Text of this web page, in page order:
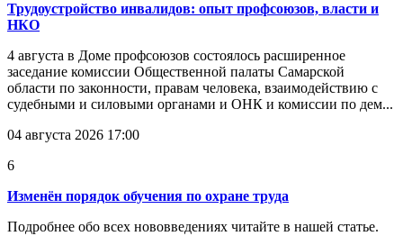
Трудоустройство инвалидов: опыт профсоюзов, власти и
НКО
4 августа в Доме профсоюзов состоялось расширенное
заседание комиссии Общественной палаты Самарской
области по законности, правам человека, взаимодействию с
судебными и силовыми органами и ОНК и комиссии по дем...
04 августа 2026 17:00
6
Изменён порядок обучения по охране труда
Подробнее обо всех нововведениях читайте в нашей статье.